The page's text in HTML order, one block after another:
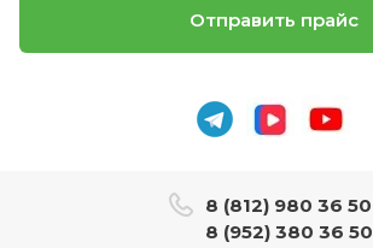
Отправить прайс
8 (812) 980 36 50
8 (952) 380 36 50